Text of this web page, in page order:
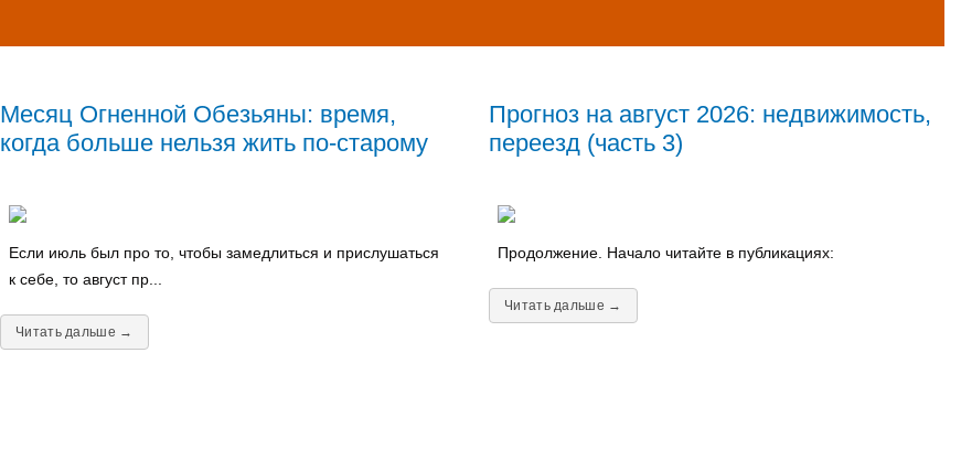
Месяц Огненной Обезьяны: время,
когда больше нельзя жить по-старому
Если июль был про то, чтобы замедлиться и прислушаться
к себе, то август пр...
Читать дальше →
Прогноз на август 2026: недвижимость,
переезд (часть 3)
Продолжение. Начало читайте в публикациях:
Читать дальше →